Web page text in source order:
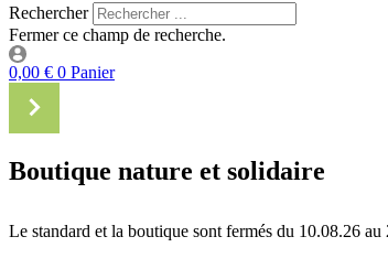
Rechercher
Fermer ce champ de recherche.
0,00 € 0 Panier
Boutique nature et solidaire
Le standard et la boutique sont fermés du 10.08.26